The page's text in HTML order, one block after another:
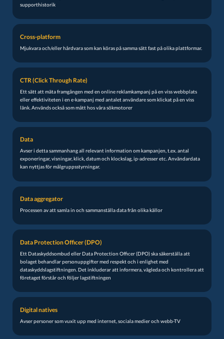
supporthistorik
Cross-platform
Mjukvara och/eller hårdvara som kan köras på samma sätt fast på olika plattformar.
CTR (Click Through Rate)
Ett sätt att mäta framgången med en online reklamkampanj på en viss webbplats
eller effektiviteten i en e-kampanj med antalet användare som klickat på en viss
länk. Används också som mått hos våra sökmotorer
Data
Avser i detta sammanhang all relevant information om kampanjen, t.ex. antal
exponeringar, visningar, klick, datum och klockslag, ip-adresser etc. Användardata
kan nyttjas för målgruppsstyrningar.
Data aggregator
Processen av att samla in och sammanställa data från olika källor
Data Protection Officer (DPO)
Ett Dataskyddsombud eller Data Protection Officer (DPO) ska säkerställa att
bolaget behandlar personuppgifter med respekt och i enlighet med
dataskyddslagstiftningen. Det inkluderar att informera, vägleda och kontrollera att
företaget förstår och följer lagstiftningen
Digital natives
Avser personer som vuxit upp med internet, sociala medier och webb-TV